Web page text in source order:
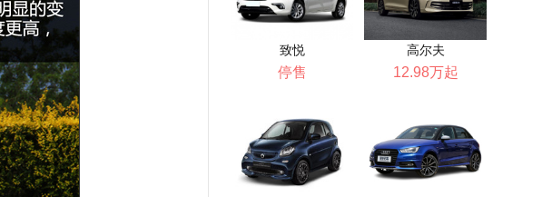
致悦
停售
高尔夫
12.98万起